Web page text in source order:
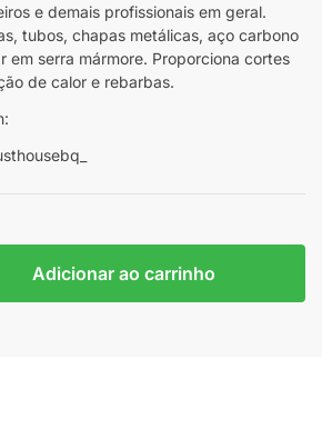
e demais profissionais em geral.
tubos, chapas metálicas, aço carbono
em serra mármore. Proporciona cortes
de calor e rebarbas.
Adicionar ao carrinho